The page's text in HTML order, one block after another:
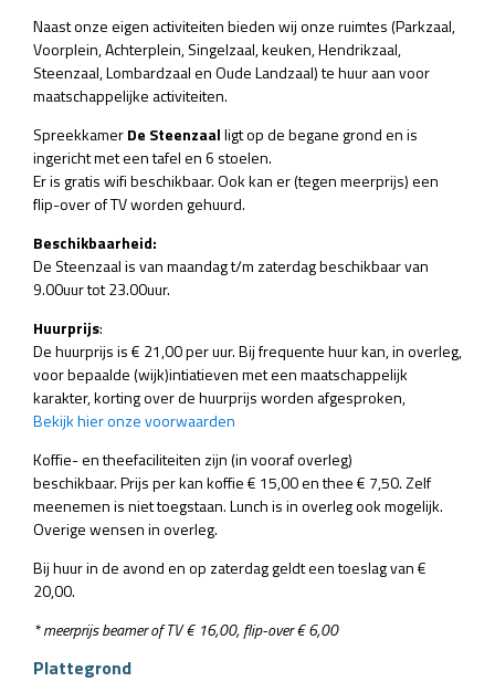
Naast onze eigen activiteiten bieden wij onze ruimtes (Parkzaal,
Voorplein, Achterplein, Singelzaal, keuken, Hendrikzaal,
Steenzaal, Lombardzaal en Oude Landzaal) te huur aan voor
maatschappelijke activiteiten.
SpreekkamerDe Steenzaalligt op de begane grond en is
ingericht met een tafel en 6 stoelen.
Er is gratis wifi beschikbaar. Ook kan er (tegen meerprijs) een
flip-over of TV worden gehuurd.
Beschikbaarheid:
De Steenzaal is van maandag t/m zaterdag beschikbaar van
9.00uur tot 23.00uur.
Huurprijs:
De huurprijs is € 21,00 per uur. Bij frequente huur kan, in overleg,
voor bepaalde (wijk)intiatieven met een maatschappelijk
karakter, korting over de huurprijs worden afgesproken,
Bekijk hier onze voorwaarden
Koffie- en theefaciliteiten zijn (in vooraf overleg)
beschikbaar. Prijs per kan koffie € 15,00 en thee € 7,50. Zelf
meenemen is niet toegstaan. Lunch is in overleg ook mogelijk.
Overige wensen in overleg.
Bij huur in de avond en op zaterdag geldt een toeslag van €
20,00.
* meerprijs beamer of TV € 16,00, flip-over € 6,00
Plattegrond